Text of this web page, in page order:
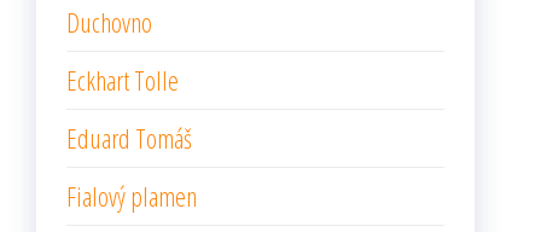
Duchovno
Eckhart Tolle
Eduard Tomáš
Fialový plamen